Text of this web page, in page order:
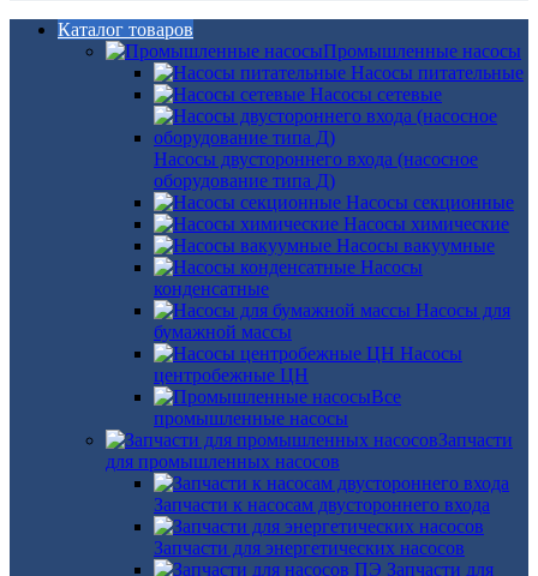
Каталог товаров
Промышленные насосы
Насосы питательные
Насосы сетевые
Насосы двустороннего входа (насосное
оборудование типа Д)
Насосы секционные
Насосы химические
Насосы вакуумные
Насосы
конденсатные
Насосы для
бумажной массы
Насосы
центробежные ЦН
Все
промышленные насосы
Запчасти
для промышленных насосов
Запчасти к насосам двустороннего входа
Запчасти для энергетических насосов
Запчасти для